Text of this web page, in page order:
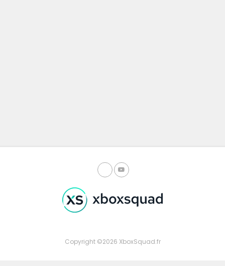
Copyright ©2026 XboxSquad.fr